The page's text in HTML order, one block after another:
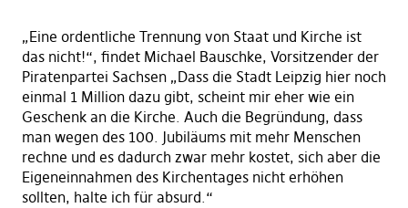
„Eine ordentliche Trennung von Staat und Kirche ist
das nicht!“, findet Michael Bauschke, Vorsitzender der
Piratenpartei Sachsen „Dass die Stadt Leipzig hier noch
einmal 1 Million dazu gibt, scheint mir eher wie ein
Geschenk an die Kirche. Auch die Begründung, dass
man wegen des 100. Jubiläums mit mehr Menschen
rechne und es dadurch zwar mehr kostet, sich aber die
Eigeneinnahmen des Kirchentages nicht erhöhen
sollten, halte ich für absurd.“